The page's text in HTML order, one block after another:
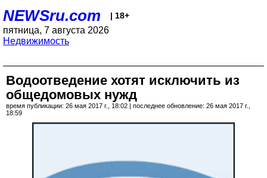
NEWSru.com | 18+
пятница, 7 августа 2026
Недвижимость
Водоотведение хотят исключить из
общедомовых нужд
время публикации: 26 мая 2017 г., 18:02 | последнее обновление: 26 мая 2017 г.,
18:59